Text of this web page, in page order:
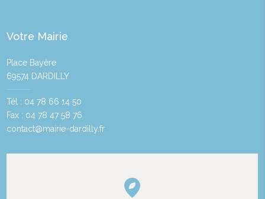
Votre Mairie
Place Bayère
69574 DARDILLY
Tél : 04 78 66 14 50
Fax : 04 78 47 58 76
contact@mairie-dardilly.fr